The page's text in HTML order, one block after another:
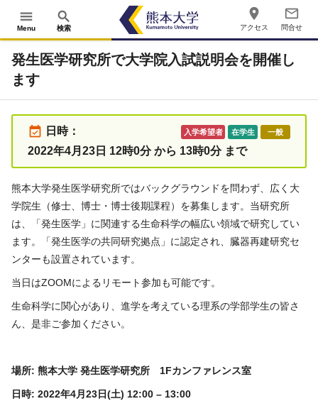
menu
Menu
search
検索
place
アクセス
mail_outline
問合せ
発生医学研究所で大学院入試説明会を開催し
ます
event_available 日時：
2022年4月23日 12時0分 から 13時0分 まで
入学希望者 在学生 一般
熊本大学発生医学研究所ではバックグラウンドを問わず、広く大
学院生（修士、博士・博士後期課程）を募集します。当研究所
は、「発生医学」に関連する生命科学の幅広い領域で研究してい
ます。「発生医学の共同研究拠点」に認定され、臓器再建研究セ
ンターも設置されています。
当日はZOOMによるリモート参加も可能です。
生命科学に関心があり、進学を考えている理系の学部学生の皆さ
ん、是非ご参加ください。
場所: 熊本大学 発生医学研究所 1Fカンファレンス室
日時: 2022年4月 23日(土) 12:00 – 13:00